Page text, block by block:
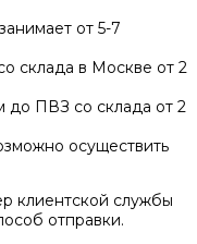
от 5-7
склада в Москве от 2
до ПВЗ со склада от 2
осуществить
клиентской службы
отправки.